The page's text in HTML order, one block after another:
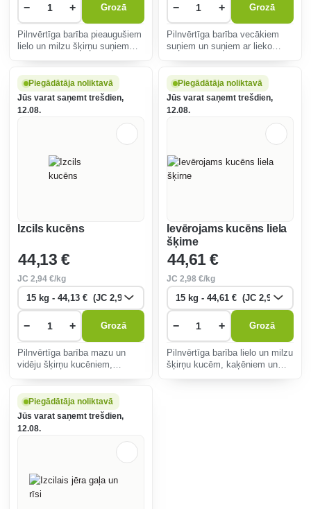
− + Grozā
Pilnvērtīga barība pieaugušiem
lielo un milzu šķirņu suņiem
− + Grozā
Pilnvērtīga barība vecākiem
suņiem un suņiem ar lieko
Piegādātāja noliktavā
Jūs varat saņemt trešdien,
12.08.
Izcils kucēns
44,13 €
JC2,94 €/kg
− + Grozā
Pilnvērtīga barība mazu un
vidēju šķirņu kucēniem,
izcelsmes olbaltumvielu.
Piegādātāja noliktavā
Jūs varat saņemt trešdien,
12.08.
Ievērojams kucēns liela
šķirne
44,61 €
JC 2,98 €/kg
− + Grozā
Pilnvērtīga barība lielo un milzu
šķirņu kucēm, kaķēniem un
Piegādātāja noliktavā
Jūs varat saņemt trešdien,
12.08.